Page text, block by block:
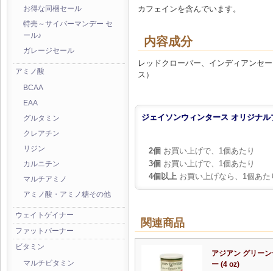
お得な同梱セール
特売～サイバーマンデー セ
ール♪
ガレージセール
アミノ酸
BCAA
EAA
グルタミン
クレアチン
リジン
カルニチン
マルチアミノ
アミノ酸・アミノ糖その他
ウェイトゲイナー
ファットバーナー
ビタミン
マルチビタミン
カフェインを含んでいます。
内容成分
レッドクローバー、インディアンセ
ス）
ジェイソンウィンタース オリジナ
2個 お買い上げで、1個あたり
3個 お買い上げで、1個あたり
4個以上 お買い上げなら、1個あた
関連商品
アジアン グリー
ー (4 oz)